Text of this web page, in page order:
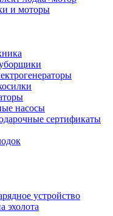
и моторы
насосы
сертификаты
устройство
эхолота